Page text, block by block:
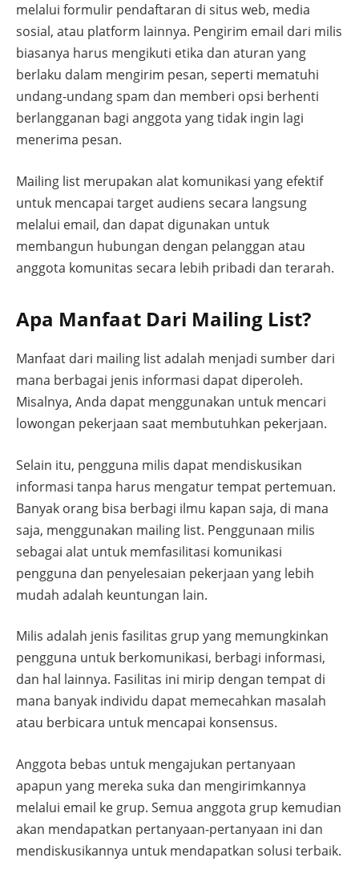
melalui formulir pendaftaran di situs web, media
sosial, atau platform lainnya. Pengirim email dari milis
biasanya harus mengikuti etika dan aturan yang
berlaku dalam mengirim pesan, seperti mematuhi
undang-undang spam dan memberi opsi berhenti
berlangganan bagi anggota yang tidak ingin lagi
menerima pesan.
Mailing list merupakan alat komunikasi yang efektif
untuk mencapai target audiens secara langsung
melalui email, dan dapat digunakan untuk
membangun hubungan dengan pelanggan atau
anggota komunitas secara lebih pribadi dan terarah.
Apa Manfaat Dari Mailing List?
Manfaat dari mailing list adalah menjadi sumber dari
mana berbagai jenis informasi dapat diperoleh.
Misalnya, Anda dapat menggunakan untuk mencari
lowongan pekerjaan saat membutuhkan pekerjaan.
Selain itu, pengguna milis dapat mendiskusikan
informasi tanpa harus mengatur tempat pertemuan.
Banyak orang bisa berbagi ilmu kapan saja, di mana
saja, menggunakan mailing list. Penggunaan milis
sebagai alat untuk memfasilitasi komunikasi
pengguna dan penyelesaian pekerjaan yang lebih
mudah adalah keuntungan lain.
Milis adalah jenis fasilitas grup yang memungkinkan
pengguna untuk berkomunikasi, berbagi informasi,
dan hal lainnya. Fasilitas ini mirip dengan tempat di
mana banyak individu dapat memecahkan masalah
atau berbicara untuk mencapai konsensus.
Anggota bebas untuk mengajukan pertanyaan
apapun yang mereka suka dan mengirimkannya
melalui email ke grup. Semua anggota grup kemudian
akan mendapatkan pertanyaan-pertanyaan ini dan
mendiskusikannya untuk mendapatkan solusi terbaik.